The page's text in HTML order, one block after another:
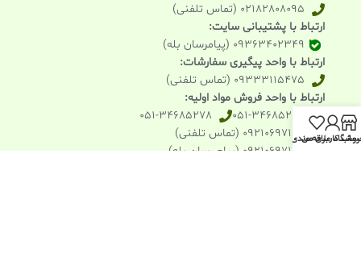
02182808095 (تماس تلفنی)
ارتباط با پشتیبانی سایت:
09363402349 (پیامرسان بله)
ارتباط با واحد پیگیری سفارشات:
09333115475 (تماس تلفنی)
ارتباط با واحد فروش مواد اولیه:
051-34685242
051-34685278
09210697182 (تماس تلفنی)
09210697182 (پیام رسان بله)
کاربری من
علاقه مندی